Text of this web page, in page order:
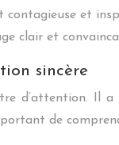
contagieuse et
clair et
sincère
d’attention. Il
de